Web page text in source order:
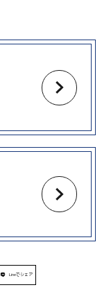
Lineでシェア